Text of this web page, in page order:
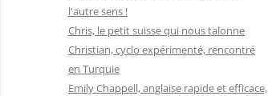
l'autre sens !
Chris, le petit suisse qui nous talonne
Christian, cyclo expérimenté, rencontré
en Turquie
Emily Chappell, anglaise rapide et efficace,